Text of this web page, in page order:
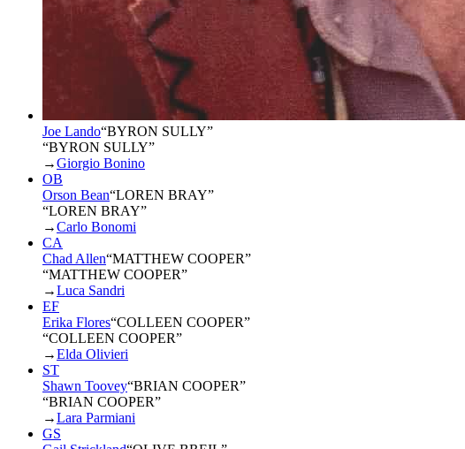
Joe Lando“BYRON SULLY”
“BYRON SULLY”
→Giorgio Bonino
OB
Orson Bean“LOREN BRAY”
“LOREN BRAY”
→Carlo Bonomi
CA
Chad Allen“MATTHEW COOPER”
“MATTHEW COOPER”
→Luca Sandri
EF
Erika Flores“COLLEEN COOPER”
“COLLEEN COOPER”
→Elda Olivieri
ST
Shawn Toovey“BRIAN COOPER”
“BRIAN COOPER”
→Lara Parmiani
GS